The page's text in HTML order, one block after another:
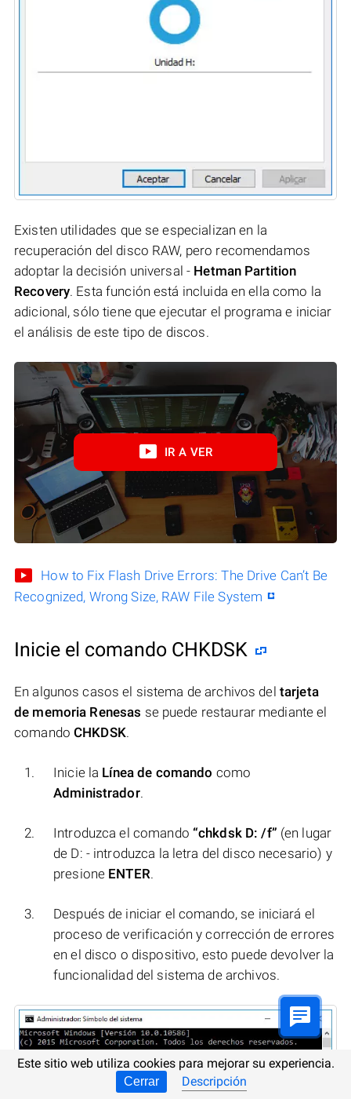
Existen utilidades que se especializan en la
recuperación del disco RAW, pero recomendamos
adoptar la decisión universal - Hetman Partition
Recovery. Esta función está incluida en ella como la
adicional, sólo tiene que ejecutar el programa e iniciar
el análisis de este tipo de discos.
IR A VER
How to Fix Flash Drive Errors: The Drive Can’t Be
Recognized, Wrong Size, RAW File System
Inicie el comando CHKDSK
En algunos casos el sistema de archivos del tarjeta
de memoria Renesas se puede restaurar mediante el
comandoCHKDSK.
Inicie la Línea de comando como
Administrador.
Introduzca el comando “chkdsk D: /f” (en lugar
de D: - introduzca la letra del disco necesario) y
presione ENTER.
Después de iniciar el comando, se iniciará el
proceso de verificación y corrección de errores
en el disco o dispositivo, esto puede devolver la
funcionalidad del sistema de archivos.
Este sitio web utiliza cookies para mejorar su experiencia.
Cerrar Descripción